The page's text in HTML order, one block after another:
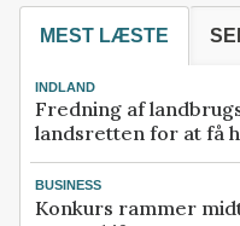
MEST LÆSTE
INDLAND
Fredning af
landsretten for at få
BUSINESS
Konkurs rammer